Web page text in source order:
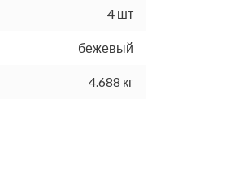
4 шт
бежевый
4.688 кг